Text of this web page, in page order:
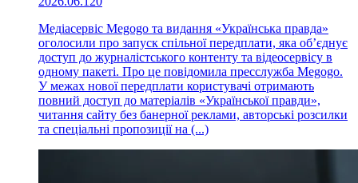
Медіасервіс Megogo та видання «Українська правда»
оголосили про запуск спільної передплати, яка об’єднує
доступ до журналістського контенту та відеосервісу в
одному пакеті. Про це повідомила пресслужба Megogo.
У межах нової передплати користувачі отримають
повний доступ до матеріалів «Української правди»,
читання сайту без банерної реклами, авторські розсилки
та спеціальні пропозиції на (...)